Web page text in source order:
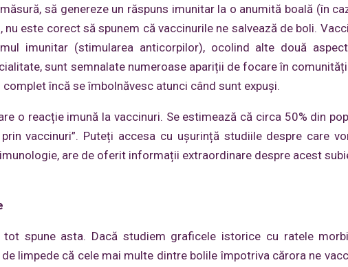
să genereze un răspuns imunitar la o anumită boală (în
nu este corect să spunem că vaccinurile ne salvează de boli.
imunitar (stimularea anticorpilor), ocolind alte două
sunt semnalate numeroase apariții de focare în
încă se îmbolnăvesc atunci când sunt expuși.
o reacție imună la vaccinuri. Se estimează că circa 50% din
vaccinuri”. Puteți accesa cu ușurință studiile despre care
are de oferit informații extraordinare despre acest
spune asta. Dacă studiem graficele istorice cu ratele
limpede că cele mai multe dintre bolile împotriva cărora ne